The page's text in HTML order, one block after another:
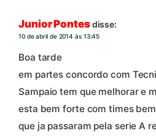
Junior Pontesdisse:
10 de abril de 2014 às 13:45
Boa tarde
em partes concordo com
Sampaio tem que melhorar e
esta bem forte com times
que ja passaram pela serie A